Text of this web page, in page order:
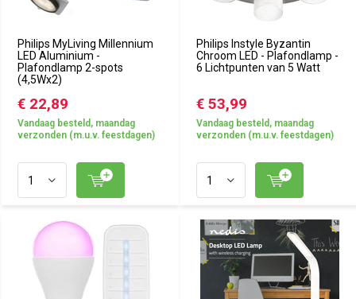
Philips MyLiving Millennium
LED Aluminium -
Plafondlamp 2-spots
(4,5Wx2)
€ 22,89
Vandaag besteld, maandag
verzonden (m.u.v. feestdagen)
Philips Instyle Byzantin
Chroom LED - Plafondlamp -
6 Lichtpunten van 5 Watt
€ 53,99
Vandaag besteld, maandag
verzonden (m.u.v. feestdagen)